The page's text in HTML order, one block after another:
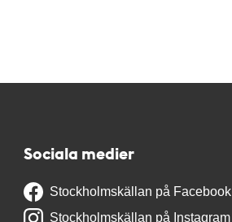
Sociala medier
Stockholmskällan på Facebook
Stockholmskällan på Instagram